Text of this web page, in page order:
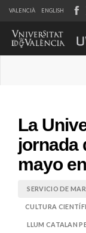
VALENCIÀ ENGLISH
La
jornada
mayo
SERVICIO DE
CULTURA
LLUM CATALAN